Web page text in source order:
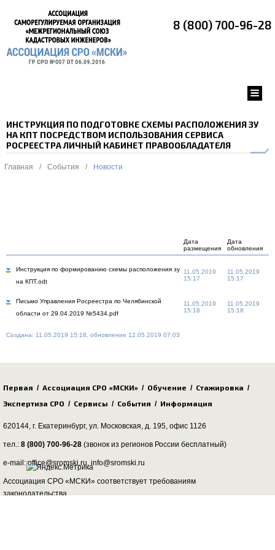
8 (800) 700-96-28
ИНСТРУКЦИЯ ПО ПОДГОТОВКЕ СХЕМЫ РАСПОЛОЖЕНИЯ ЗУ
НА КПТ ПОСРЕДСТВОМ ИСПОЛЬЗОВАНИЯ СЕРВИСА
РОСРЕЕСТРА ЛИЧНЫЙ КАБИНЕТ ПРАВООБЛАДАТЕЛЯ
Главная / События / Новости
Дата
размещения
Дата
обновления
Инструкция по формированию схемы расположения зу
на КПТ.odt
11.05.2019
15:17
11.05.2019
15:17
Письмо Управления Росреестра по Челябинской
области от 29.04.2019 №5434.pdf
11.05.2019
15:18
11.05.2019
15:18
Создана: 11.05.2019 15:18, обновление 12.05.2019 07:03
Первая / Ассоциация СРО «МСКИ» / Обучение / Стажировка /
Экспертиза СРО / Сервисы / События / Информация
620144, г. Екатеринбург, ул. Московская, д. 195, офис 1126
тел.: 8 (800) 700-96-28 (звонок из регионов России бесплатный)
e-mail: office@sromski.ru, info@sromski.ru
Ассоциация СРО «МСКИ» соответствует требованиям
законодательства